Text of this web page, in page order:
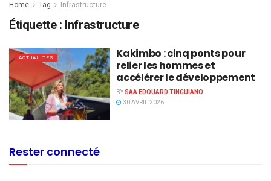
Home Tag Infrastructure
Étiquette : Infrastructure
ACTUALITÉS
Kakimbo : cinq ponts pour
relier les hommes et
accélérer le développement
BY SAA EDOUARD TINGUIANO
30 AVRIL 2026
Rester connecté